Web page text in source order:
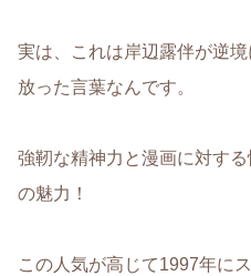
実は、これは岸辺露伴が逆
放った言葉なんです。
強靭な精神力と漫画に対す
の魅力！
この人気が高じて1997年に